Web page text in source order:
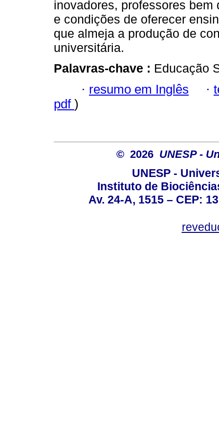
inovadores, professores
e condições de oferecer
que almeja a produção de
universitária.
Palavras-chave : Educação
· resumo em Inglês ·
pdf )
© 2026 UNESP -
UNESP -
Instituto de
Av. 24-A, 1515 – CEP: